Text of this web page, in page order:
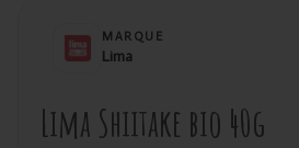
MARQUE
Lima
Lima Shiitake bio 40g